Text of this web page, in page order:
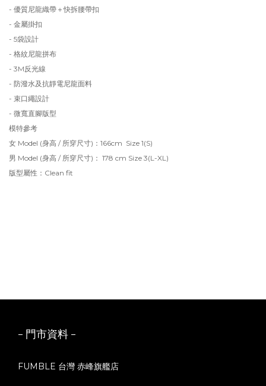
- 優質尼龍織帶＋快拆腰帶扣
- 金屬掛扣
- 5袋設計
- 格紋尼龍拼布
- 3M反光線
- 防潑水及抗靜電尼龍面料
- 束口繩設計
- 微寬直腳版型
模特參考
女 Model (身高 / 所穿尺寸)：166cm Size 1(S)
男 Model (身高 / 所穿尺寸)： 178 cm Size 3(L-XL)
版型屬性：Clean fit
- 門市資料 -
FUMBLE 台灣 赤峰旗艦店